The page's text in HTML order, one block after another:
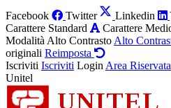
Facebook Twitter Linkedin
Carattere Standard
Carattere
Modalità Alto Contrasto Alto
originali Reimposta
Iscriviti Iscriviti Login Area Riservata
Unitel